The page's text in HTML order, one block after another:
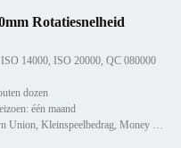
Rotatiesnelheid
14000, ISO 20000, QC 080000
dozen
één maand
Betalingscondities: LC, T/T, D/P, PayPal, Western Union, Kleinspeelbedrag, Money Gram